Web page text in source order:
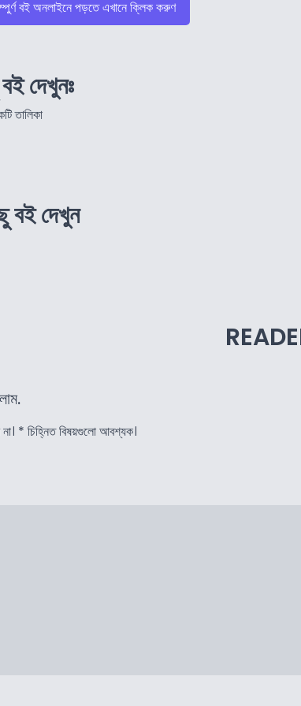
বই অনলাইনে পড়তে এখানে ক্লিক করুণ
দেখুনঃ
তালিকা
বই দেখুন
* চিহ্নিত বিষয়গুলো আবশ্যক।